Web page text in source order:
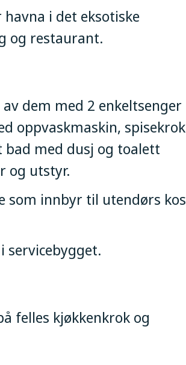
i det eksotiske
og restaurant.
dem med 2 enkeltsenger
oppvaskmaskin, spisekrok
bad med dusj og toalett
og utstyr.
som innbyr til utendørs kos
servicebygget.
felles kjøkkenkrok og